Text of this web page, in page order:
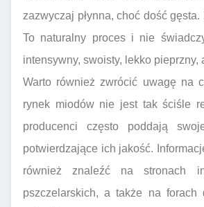
zazwyczaj płynna, choć dość
To naturalny proces i nie
intensywny, swoisty, lekko
Warto również zwrócić uwagę na
rynek miodów nie jest tak ściśle
producenci często poddają
potwierdzające ich jakość.
również znaleźć na stronach
pszczelarskich, a także na forach